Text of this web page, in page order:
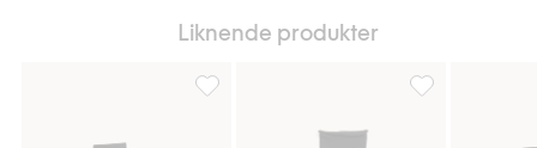
Liknende produkter